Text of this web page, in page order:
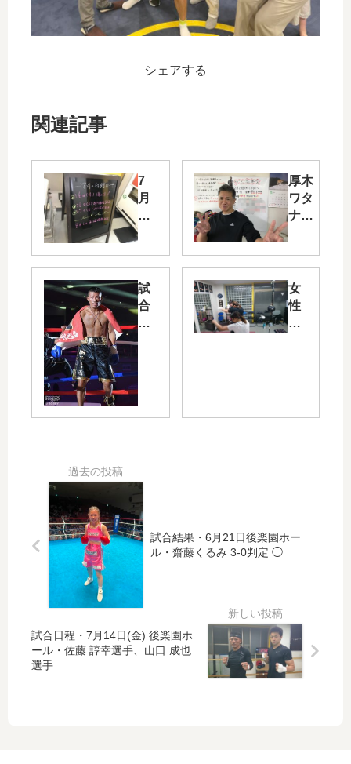
シェアする
関連記事
7
月
の
日
厚木
ワタ
ナベ
ボク
グジ
ム・
忘年
お知
試
合
結
女
性
会
ュ
試合結果・6月21日後楽園ホー
ル・齋藤くるみ 3-0判定 ◯
試合日程・7月14日(金) 後楽園ホ
ール・佐藤 諄幸選手、山口 成也
選手